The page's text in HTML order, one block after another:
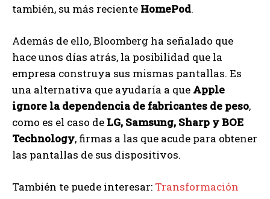
también, su más reciente HomePod.
Además de ello, Bloomberg ha señalado que
hace unos días atrás, la posibilidad que la
empresa construya sus mismas pantallas. Es
una alternativa que ayudaría a que Apple
ignore la dependencia de fabricantes de peso,
como es el caso de LG, Samsung, Sharp y BOE
Technology, firmas a las que acude para obtener
las pantallas de sus dispositivos.
También te puede interesar: Transformación